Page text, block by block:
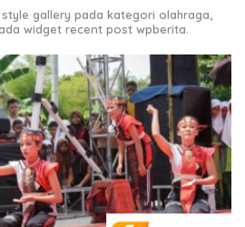
gallery pada kategori olahraga,
widget recent post wpberita.